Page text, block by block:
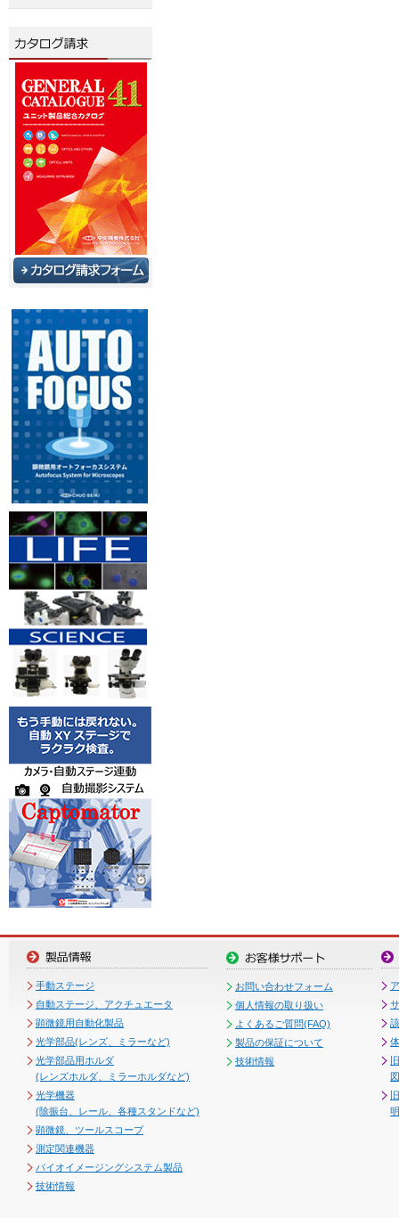
手動ステージ
自動ステージ、アクチュエータ
顕微鏡用自動化製品
光学部品(レンズ、ミラーなど)
光学部品用ホルダ
(レンズホルダ、ミラーホルダなど)
光学機器
(除振台、レール、各種スタンドなど)
顕微鏡、ツールスコープ
測定関連機器
バイオイメージングシステム製品
技術情報
お問い合わせフォーム
個人情報の取り扱い
よくあるご質問(FAQ)
製品の保証について
技術情報